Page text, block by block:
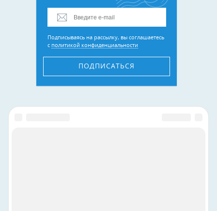
Подписываясь на рассылку, вы соглашаетесь
с политикой конфиденциальности
ПОДПИСАТЬСЯ